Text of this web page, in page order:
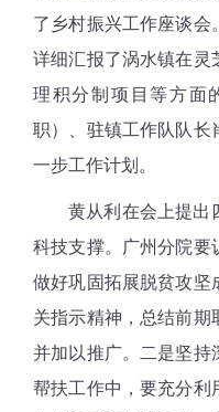
了乡村振兴工作座谈会
详细汇报了涡水镇在灵
理积分制项目等方面
职）、驻镇工作队队长
一步工作计划。
黄从利在会上提出
科技支撑。广州分院要
做好巩固拓展脱贫攻坚
关指示精神，总结前期
并加以推广。二是坚持
帮扶工作中，要充分利